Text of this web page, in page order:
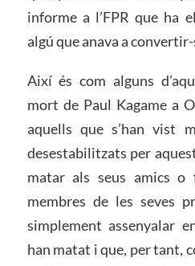
informe a l’FPR que ha
algú que anava a
Així és com alguns
mort de Paul Kagame a
aquells que s’han vist
desestabilitzats per
matar als seus amics
membres de les seves
simplement assenyalar
han matat i que, per tant,